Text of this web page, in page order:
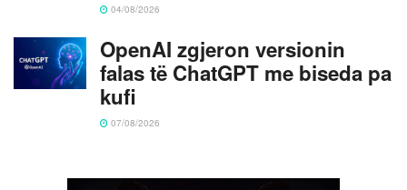
04/08/2026
OpenAI zgjeron versionin
falas të ChatGPT me biseda pa
kufi
07/08/2026